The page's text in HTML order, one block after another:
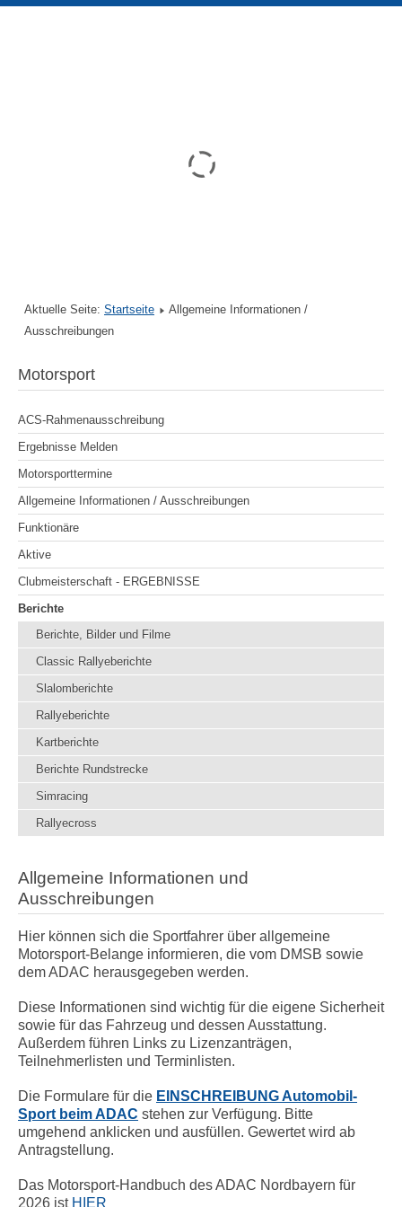
Aktuelle Seite: Startseite
Allgemeine Informationen /
Ausschreibungen
Motorsport
ACS-Rahmenausschreibung
Ergebnisse Melden
Motorsporttermine
Allgemeine Informationen / Ausschreibungen
Funktionäre
Aktive
Clubmeisterschaft - ERGEBNISSE
Berichte
Berichte, Bilder und Filme
Classic Rallyeberichte
Slalomberichte
Rallyeberichte
Kartberichte
Berichte Rundstrecke
Simracing
Rallyecross
Allgemeine Informationen und
Ausschreibungen
Hier können sich die Sportfahrer über allgemeine
Motorsport-Belange informieren, die vom DMSB sowie
dem ADAC herausgegeben werden.
Diese Informationen sind wichtig für die eigene Sicherheit
sowie für das Fahrzeug und dessen Ausstattung.
Außerdem führen Links zu Lizenzanträgen,
Teilnehmerlisten und Terminlisten.
Die Formulare für die EINSCHREIBUNG Automobil-
Sport beim ADAC stehen zur Verfügung. Bitte
umgehend anklicken und ausfüllen. Gewertet wird ab
Antragstellung.
Das Motorsport-Handbuch des ADAC Nordbayern für
2026 ist HIER